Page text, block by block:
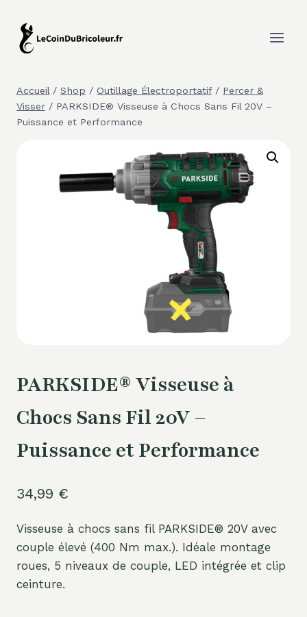
contenu
Accueil / Shop / Outillage Électroportatif / Percer &
Visser / PARKSIDE® Visseuse à Chocs Sans Fil 20V –
Puissance et Performance
PARKSIDE® Visseuse à
Chocs Sans Fil 20V –
Puissance et Performance
34,99 €
Visseuse à chocs sans fil PARKSIDE® 20V avec
couple élevé (400 Nm max.). Idéale montage
roues, 5 niveaux de couple, LED intégrée et clip
ceinture.